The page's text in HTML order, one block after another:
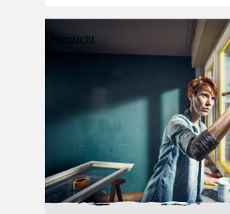
Overzicht